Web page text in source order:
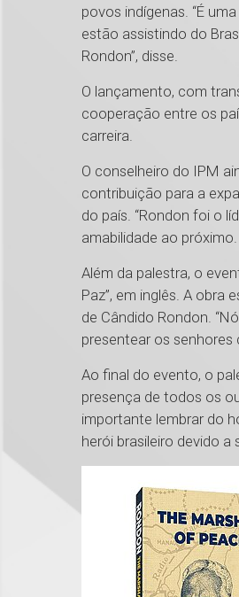
povos indígenas. “É
estão assistindo do
Rondon”, disse.
O lançamento, com
cooperação entre os
carreira.
O conselheiro do IPM
contribuição para a
do país. “Rondon foi o
amabilidade ao
Além da palestra, o
Paz”, em inglês. A obra
de Cândido Rondon.
presentear os senhores
Ao final do evento, o
presença de todos os
importante lembrar do
herói brasileiro devido a